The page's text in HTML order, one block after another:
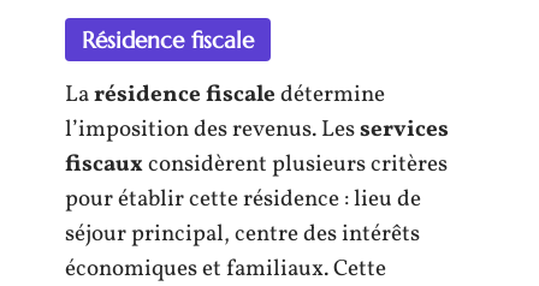
Résidence fiscale
Larésidence fiscaledétermine
l’imposition des revenus. Lesservices
fiscauxconsidèrent plusieurs critères
pour établir cette résidence : lieu de
séjour principal, centre des intérêts
économiques et familiaux. Cette